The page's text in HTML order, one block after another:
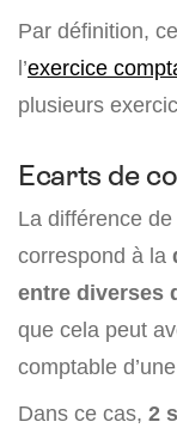
Par définition,
l’exercice
plusieurs
Ecarts de
La différence
correspond à la
entre diverses
que cela peut
comptable
Dans ce cas, 2